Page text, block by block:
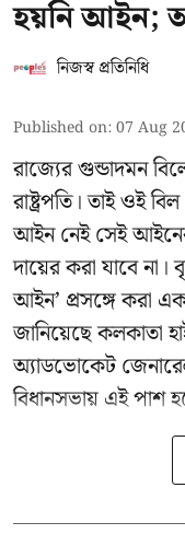
হয়নি আইন;
নিজস্ব প্রতিনিধি
Published on:07 Aug
রাজ্যের গুন্ডাদমন
রাষ্ট্রপতি। তাই ওই
আইন নেই সেই আইনের
দায়ের করা যাবে না।
আইন’ প্রসঙ্গে করা
জানিয়েছে কলকাতা
অ্যাডভোকেট
বিধানসভায় এই পাশ